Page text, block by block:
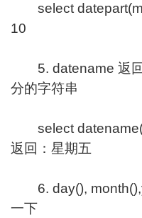
select
10
5. datename 返回
分的字符串
select
返回：星期五
6. day(),
一下